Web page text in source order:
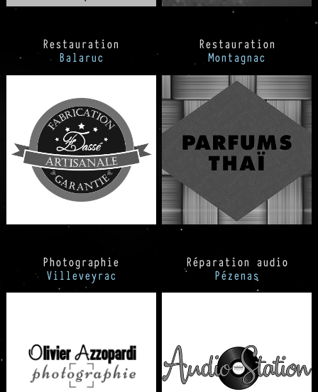
Restauration
Balaruc
Restauration
Montagnac
Photographie
Villeveyrac
Réparation audio
Pézenas